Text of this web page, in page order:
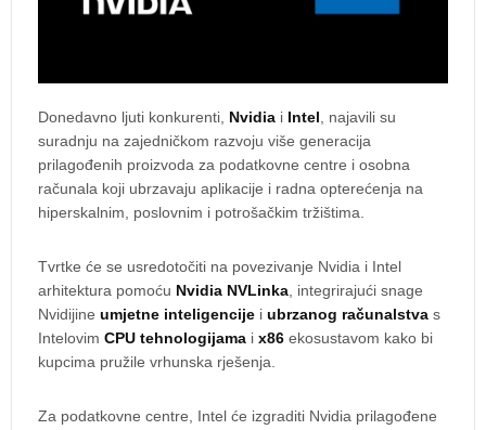
Donedavno ljuti konkurenti, Nvidia i Intel , najavili su
suradnju na zajedničkom razvoju više generacija
prilagođenih proizvoda za podatkovne centre i osobna
računala koji ubrzavaju aplikacije i radna opterećenja na
hiperskalnim, poslovnim i potrošačkim tržištima.
Tvrtke će se usredotočiti na povezivanje Nvidia i Intel
arhitektura pomoću Nvidia NVLinka , integrirajući snage
Nvidijine umjetne inteligencije i ubrzanog računalstva s
Intelovim CPU tehnologijama i x86 ekosustavom kako bi
kupcima pružile vrhunska rješenja.
Za podatkovne centre, Intel će izgraditi Nvidia prilagođene